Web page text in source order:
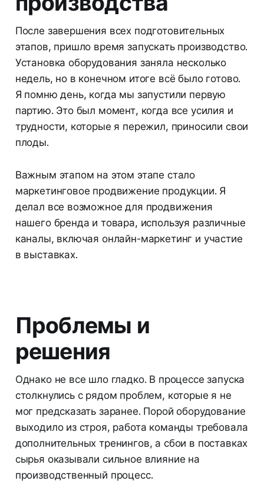
После завершения всех подготовительных
этапов, пришло время запускать производство.
Установка оборудования заняла несколько
недель, но в конечном итоге всё было готово.
Я помню день, когда мы запустили первую
партию. Это был момент, когда все усилия и
трудности, которые я пережил, приносили свои
плоды.
Важным этапом на этом этапе стало
маркетинговое продвижение продукции. Я
делал все возможное для продвижения
нашего бренда и товара, используя различные
каналы, включая онлайн-маркетинг и участие
в выставках.
Проблемы и
решения
Однако не все шло гладко. В процессе запуска
столкнулись с рядом проблем, которые я не
мог предсказать заранее. Порой оборудование
выходило из строя, работа команды требовала
дополнительных тренингов, а сбои в поставках
сырья оказывали сильное влияние на
производственный процесс.